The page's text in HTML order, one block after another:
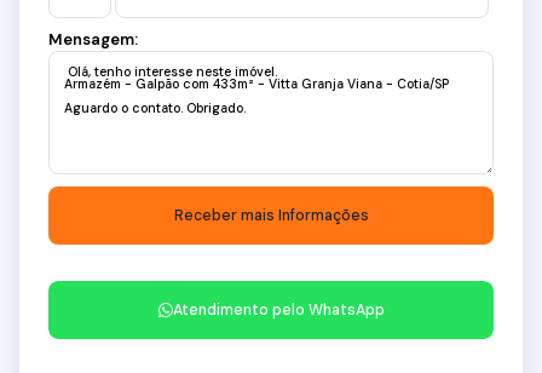
Mensagem:
Atendimento pelo WhatsApp